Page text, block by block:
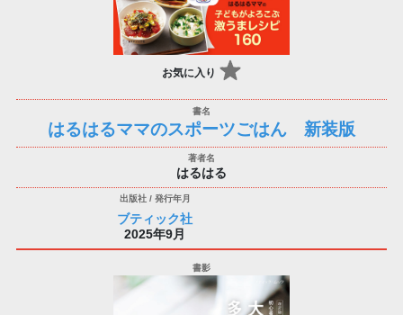
お気に入り
はるはるママのスポーツごはん 新装版
はるはる
ブティック社
2025年9月